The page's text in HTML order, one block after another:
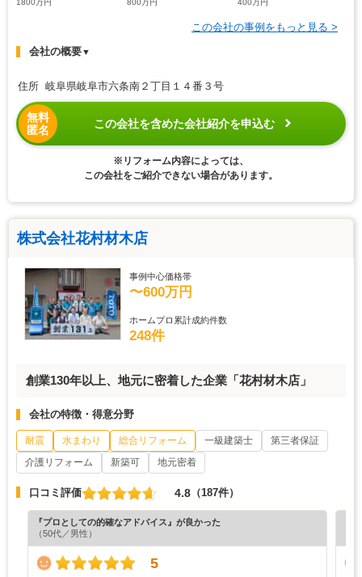
1800万円 800万円 400万円
この会社の事例をもっと見る >
会社の概要▼
住所 岐阜県岐阜市六条南２丁目１４番３号
無料
匿名
この会社を含めた会社紹介を申込む
※リフォーム内容によっては、
この会社をご紹介できない場合があります。
株式会社花村材木店
事例中心価格帯
〜600万円
ホームプロ累計成約件数
248件
創業130年以上、地元に密着した企業「花村材木店」
会社の特徴・得意分野
耐震 水まわり 総合リフォーム 一級建築士
第三者保証
介護リフォーム
新築可 地元密着
口コミ評価 4.8 （187件）
『プロとしての的確なアドバイス』が良かった
（50代／男性）
5